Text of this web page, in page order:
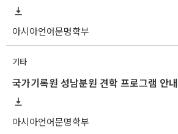
아시아언어문명학부
기타
국가기록원 성남분원 견학 프로그램 안내
아시아언어문명학부